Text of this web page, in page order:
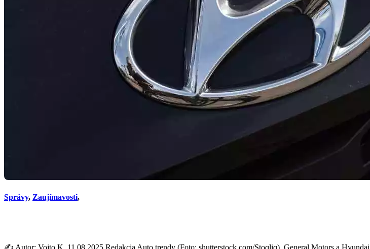
Správy, Zaujímavosti,
✍️ Autor: Vojto K. 11.08.2025 Redakcia Auto trendy (Foto: shutterstock.com/Stoqliq). General Motors a